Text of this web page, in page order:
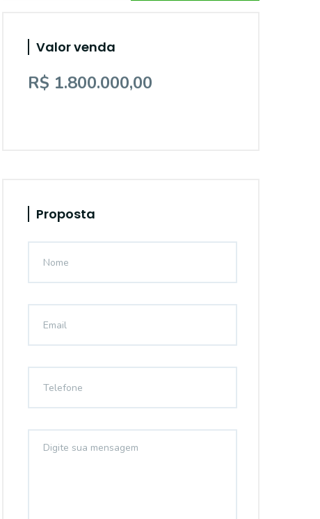
Valor venda
R$ 1.800.000,00
Proposta